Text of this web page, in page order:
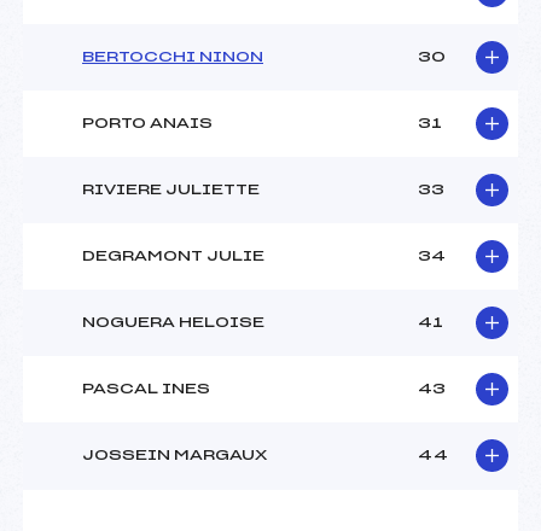
BERTOCCHI NINON 30
PORTO ANAIS 31
RIVIERE JULIETTE 33
DEGRAMONT JULIE 34
NOGUERA HELOISE 41
PASCAL INES 43
JOSSEIN MARGAUX 44